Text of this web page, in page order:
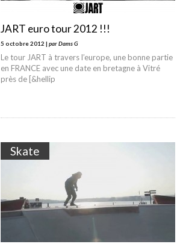
JART euro tour 2012 !!!
5 octobre 2012 | par Dams G
Le tour JART à travers l’europe, une bonne partie
en FRANCE avec une date en bretagne à Vitré
près de [&hellip
Skate